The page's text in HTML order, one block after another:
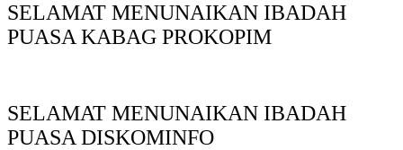
SELAMAT MENUNAIKAN IBADAH
PUASA KABAG PROKOPIM
SELAMAT MENUNAIKAN IBADAH
PUASA DISKOMINFO